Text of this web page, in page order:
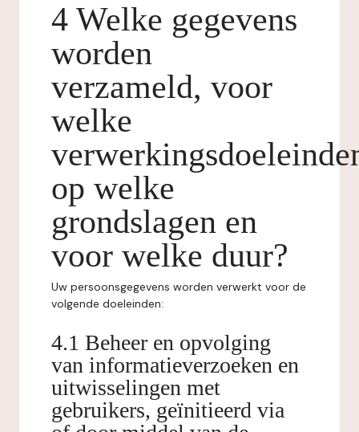
4 Welke gegevens
worden
verzameld, voor
welke
op welke
grondslagen en
voor welke duur?
Uw persoonsgegevens worden verwerkt voor de
volgende doeleinden:
4.1 Beheer en opvolging
van informatieverzoeken en
uitwisselingen met
gebruikers, geïnitieerd via